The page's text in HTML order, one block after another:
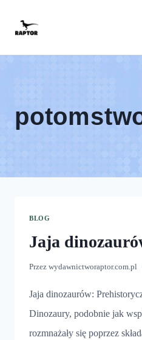
BLOG
Jaja
Przez wydawnictworaptor.com.pl
Jaja dinozaurów:
Dinozaury, podobnie jak
rozmnażały się poprzez